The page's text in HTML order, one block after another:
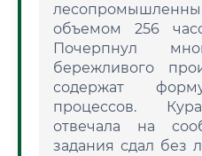
объемом 256
Почерпнул
бережливого
содержат
процессов.
отвечала на
задания сдал без